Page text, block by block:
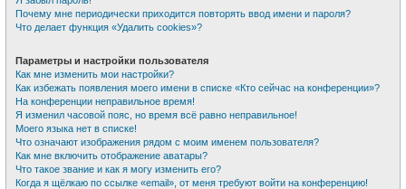
Почему мне периодически приходится повторять ввод имени и пароля?
Что делает функция «Удалить cookies»?
Параметры и настройки пользователя
Как мне изменить мои настройки?
Как избежать появления моего имени в списке «Кто сейчас на конференции»?
На конференции неправильное время!
Я изменил часовой пояс, но время всё равно неправильное!
Моего языка нет в списке!
Что означают изображения рядом с моим именем пользователя?
Как мне включить отображение аватары?
Что такое звание и как я могу изменить его?
Когда я щёлкаю по ссылке «email», от меня требуют войти на конференцию!